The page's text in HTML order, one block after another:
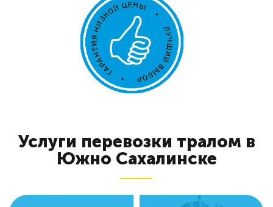
Услуги перевозки тралом в
Южно Сахалинске